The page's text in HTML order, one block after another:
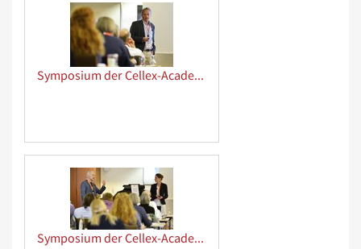
Symposium der Cellex-Academy
Symposium der Cellex-Academy